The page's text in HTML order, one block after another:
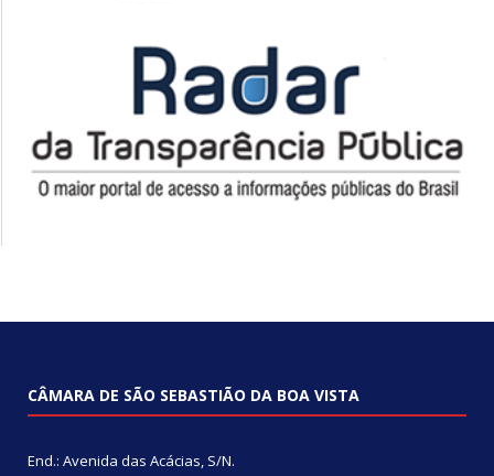
CÂMARA DE SÃO SEBASTIÃO DA BOA VISTA
End.: Avenida das Acácias, S/N.